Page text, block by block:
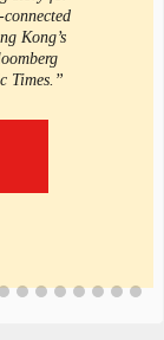
Kong’s
Times.”